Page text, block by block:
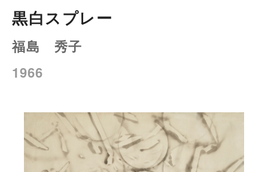
黒白スプレー
福島 秀子
1966